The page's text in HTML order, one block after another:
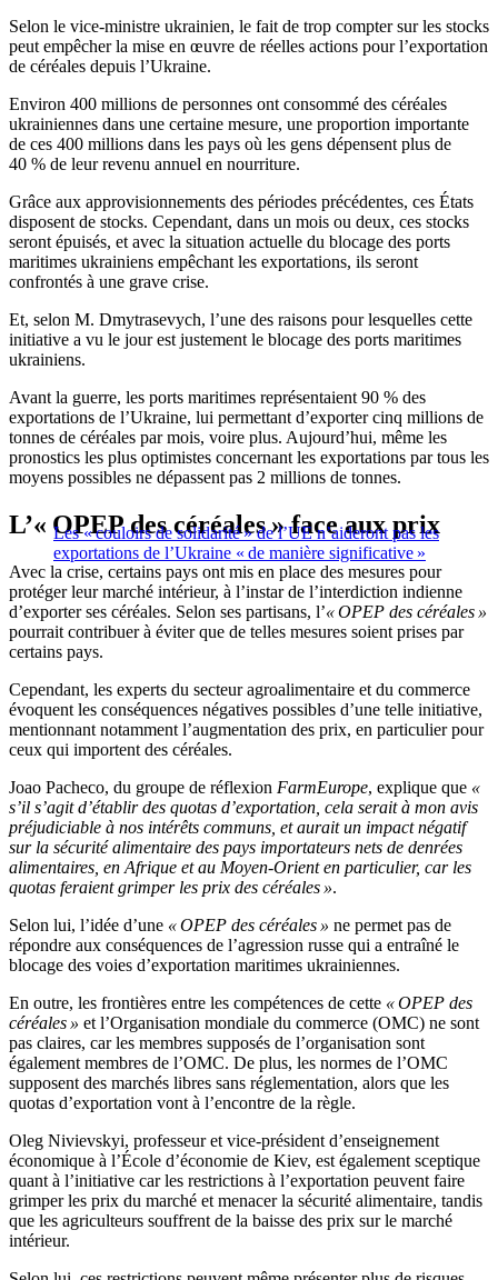
Selon le vice-ministre ukrainien, le fait de trop compter sur les stocks
peut empêcher la mise en œuvre de réelles actions pour l’exportation
de céréales depuis l’Ukraine.
Environ 400 millions de personnes ont consommé des céréales
ukrainiennes dans une certaine mesure, une proportion importante
de ces 400 millions dans les pays où les gens dépensent plus de
40 % de leur revenu annuel en nourriture.
Grâce aux approvisionnements des périodes précédentes, ces États
disposent de stocks. Cependant, dans un mois ou deux, ces stocks
seront épuisés, et avec la situation actuelle du blocage des ports
maritimes ukrainiens empêchant les exportations, ils seront
confrontés à une grave crise.
Et, selon M. Dmytrasevych, l’une des raisons pour lesquelles cette
initiative a vu le jour est justement le blocage des ports maritimes
ukrainiens.
Avant la guerre, les ports maritimes représentaient 90 % des
exportations de l’Ukraine, lui permettant d’exporter cinq millions de
tonnes de céréales par mois, voire plus. Aujourd’hui, même les
pronostics les plus optimistes concernant les exportations par tous les
moyens possibles ne dépassent pas 2 millions de tonnes.
Les « couloirs de solidarité » de l’UE n’aideront pas les
exportations de l’Ukraine « de manière significative »
L’« OPEP des céréales » face aux prix
Avec la crise, certains pays ont mis en place des mesures pour
protéger leur marché intérieur, à l’instar de l’interdiction indienne
d’exporter ses céréales. Selon ses partisans, l’« OPEP des céréales »
pourrait contribuer à éviter que de telles mesures soient prises par
certains pays.
Cependant, les experts du secteur agroalimentaire et du commerce
évoquent les conséquences négatives possibles d’une telle initiative,
mentionnant notamment l’augmentation des prix, en particulier pour
ceux qui importent des céréales.
Joao Pacheco, du groupe de réflexion FarmEurope, explique que «
s’il s’agit d’établir des quotas d’exportation, cela serait à mon avis
préjudiciable à nos intérêts communs, et aurait un impact négatif
sur la sécurité alimentaire des pays importateurs nets de denrées
alimentaires, en Afrique et au Moyen-Orient en particulier, car les
quotas feraient grimper les prix des céréales ».
Selon lui, l’idée d’une « OPEP des céréales » ne permet pas de
répondre aux conséquences de l’agression russe qui a entraîné le
blocage des voies d’exportation maritimes ukrainiennes.
En outre, les frontières entre les compétences de cette « OPEP des
céréales » et l’Organisation mondiale du commerce (OMC) ne sont
pas claires, car les membres supposés de l’organisation sont
également membres de l’OMC. De plus, les normes de l’OMC
supposent des marchés libres sans réglementation, alors que les
quotas d’exportation vont à l’encontre de la règle.
Oleg Nivievskyi, professeur et vice-président d’enseignement
économique à l’École d’économie de Kiev, est également sceptique
quant à l’initiative car les restrictions à l’exportation peuvent faire
grimper les prix du marché et menacer la sécurité alimentaire, tandis
que les agriculteurs souffrent de la baisse des prix sur le marché
intérieur.